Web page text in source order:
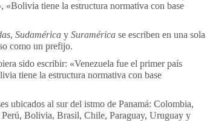
«Bolivia tiene la estructura normativa con base
, Sudamérica y Suramérica se escriben en una sola
como un prefijo.
sido escribir: «Venezuela fue el primer país
tiene la estructura normativa con base
ubicados al sur del istmo de Panamá: Colombia,
Perú, Bolivia, Brasil, Chile, Paraguay, Uruguay y